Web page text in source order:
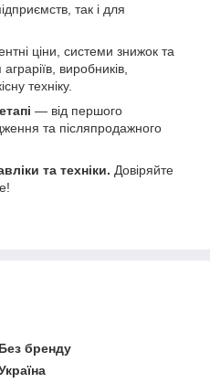
так і для
ціни, системи знижок та
виробників,
техніку.
— від першого
та післяпродажного
та техніки. Довіряйте
Без бренду